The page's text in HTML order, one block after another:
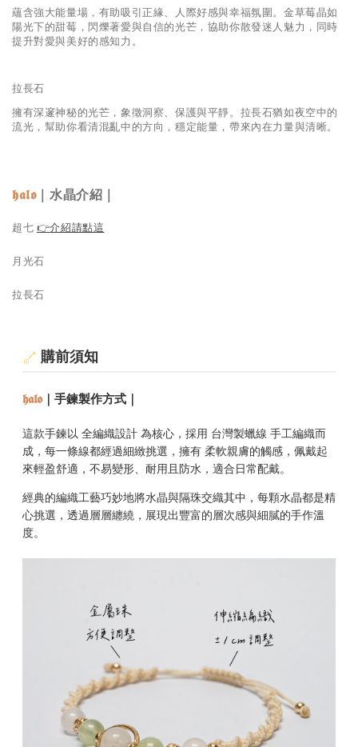
蘊含強大能量場，有助吸引正緣、人際好感與幸福氛圍。金草莓晶如
陽光下的甜莓，閃爍著愛與自信的光芒，協助你散發迷人魅力，同時
提升對愛與美好的感知力。
拉長石
擁有深邃神秘的光芒，象徵洞察、保護與平靜。拉長石猶如夜空中的
流光，幫助你看清混亂中的方向，穩定能量，帶來內在力量與清晰。
𝖍𝖆𝖑𝖔｜水晶介紹｜
超七 👉介紹請點這
月光石
拉長石